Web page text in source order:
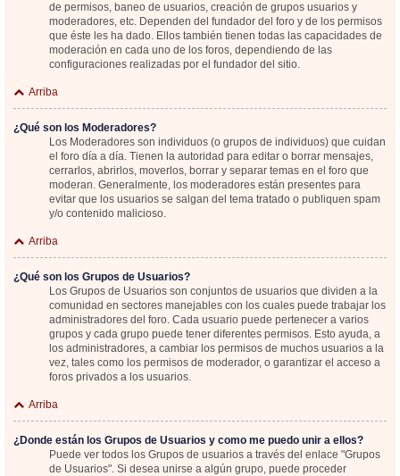
de permisos, baneo de usuarios, creación de grupos usuarios y
moderadores, etc. Dependen del fundador del foro y de los permisos
que éste les ha dado. Ellos también tienen todas las capacidades de
moderación en cada uno de los foros, dependiendo de las
configuraciones realizadas por el fundador del sitio.
Arriba
¿Qué son los Moderadores?
Los Moderadores son individuos (o grupos de individuos) que cuidan
el foro día a día. Tienen la autoridad para editar o borrar mensajes,
cerrarlos, abrirlos, moverlos, borrar y separar temas en el foro que
moderan. Generalmente, los moderadores están presentes para
evitar que los usuarios se salgan del tema tratado o publiquen spam
y/o contenido malicioso.
Arriba
¿Qué son los Grupos de Usuarios?
Los Grupos de Usuarios son conjuntos de usuarios que dividen a la
comunidad en sectores manejables con los cuales puede trabajar los
administradores del foro. Cada usuario puede pertenecer a varios
grupos y cada grupo puede tener diferentes permisos. Esto ayuda, a
los administradores, a cambiar los permisos de muchos usuarios a la
vez, tales como los permisos de moderador, o garantizar el acceso a
foros privados a los usuarios.
Arriba
¿Donde están los Grupos de Usuarios y como me puedo unir a ellos?
Puede ver todos los Grupos de usuarios a través del enlace "Grupos
de Usuarios". Si desea unirse a algún grupo, puede proceder